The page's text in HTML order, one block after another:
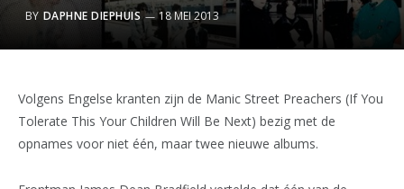
BY DAPHNE DIEPHUIS 18 MEI 2013
Volgens Engelse kranten zijn de Manic Street Preachers (If You
Tolerate This Your Children Will Be Next) bezig met de
opnames voor niet één, maar twee nieuwe albums.